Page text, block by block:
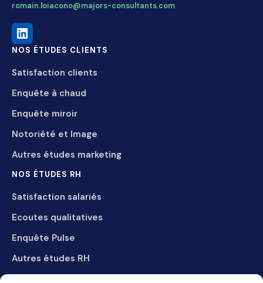
romain.loiacono@majors-consultants.com
NOS ÉTUDES CLIENTS
Satisfaction clients
Enquête à chaud
Enquête miroir
Notoriété et Image
Autres études marketing
NOS ÉTUDES RH
Satisfaction salariés
Ecoutes qualitatives
Enquête Pulse
Autres études RH